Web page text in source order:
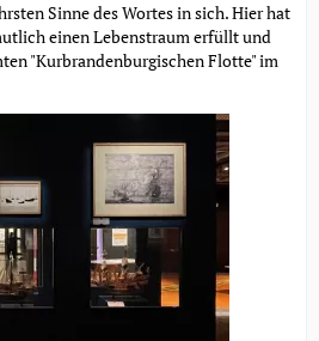
Sinne des Wortes in sich. Hier hat
einen Lebenstraum erfüllt und
"Kurbrandenburgischen Flotte" im